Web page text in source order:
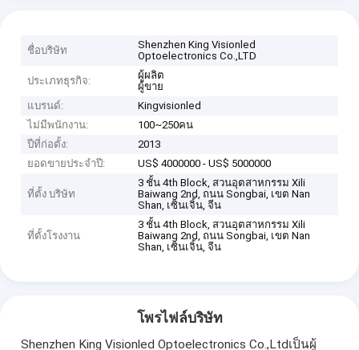
ชื่อบริษัท
Shenzhen King Visionled
Optoelectronics Co.,LTD
ประเภทธุรกิจ:
ผู้ผลิต
ผู้ขาย
แบรนด์:
Kingvisionled
ไม่มีพนักงาน:
100~250คน
ปีที่ก่อตั้ง:
2013
ยอดขายประจำปี:
US$ 4000000 - US$ 5000000
ที่ตั้ง บริษัท
3 ชั้น 4th Block, สวนอุตสาหกรรม Xili
Baiwang 2nd, ถนน Songbai, เขต Nan
Shan, เซินเจิ้น, จีน
ที่ตั้งโรงงาน
3 ชั้น 4th Block, สวนอุตสาหกรรม Xili
Baiwang 2nd, ถนน Songbai, เขต Nan
Shan, เซินเจิ้น, จีน
โพรไฟล์บริษัท
Shenzhen King Visionled Optoelectronics Co.,Ltdเป็นผู้